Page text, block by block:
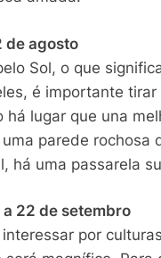
de agosto
Sol, o que
é importante
há lugar que una
parede
há uma passarela
22 de setembro
por